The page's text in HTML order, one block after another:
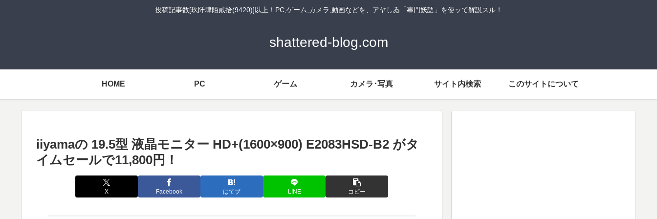
投稿記事数[玖阡肆陌貳拾(9420)]以上！PC,ゲーム,カメラ,動画などを、アヤしゐ「專門妖語」を使ッて解説スル！
shattered-blog.com
HOME PC ゲーム カメラ･写真 サイト内検索 このサイトについて
iiyamaの 19.5型 液晶モニター HD+(1600×900) E2083HSD-B2 がタ
イムセールで11,800円！
X Facebook はてブ LINE コピー